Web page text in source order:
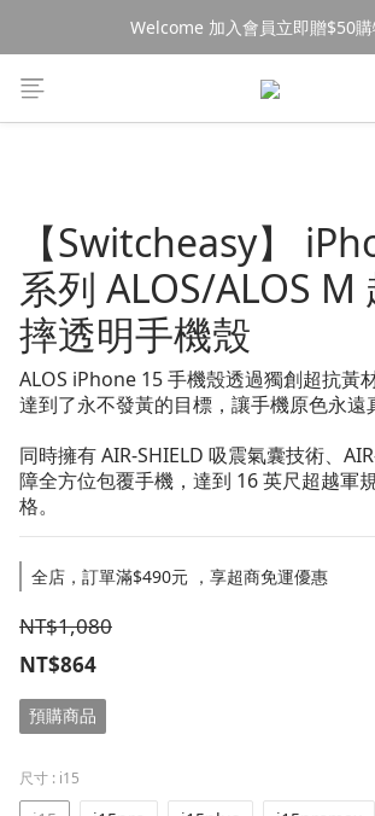
消費$490超商免運🚚
Welcome 加入會員立即贈$50
消費$490超商免運🚚
【Switcheasy】
系列 ALOS/ALOS M
摔透明手機殼
ALOS iPhone 15 手機殼透過獨創超抗黃
達到了永不發黃的目標，讓手機原色永遠
同時擁有 AIR-SHIELD 吸震氣囊技術、
障全方位包覆手機，達到 16 英尺超越軍
格。
全店，訂單滿$490元 ，享超商免運優惠
NT$1,080
NT$864
預購商品
尺寸 : i15